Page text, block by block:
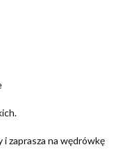
zaprasza na wędrówkę